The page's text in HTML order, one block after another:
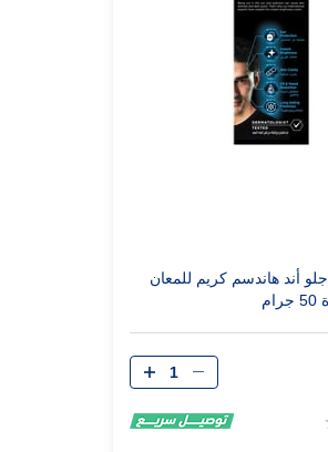
أند هاندسم كريم للمعان
الكمية